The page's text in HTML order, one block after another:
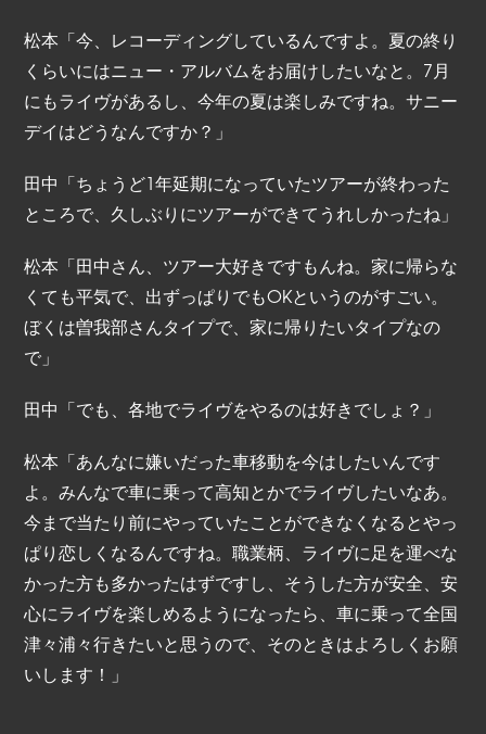
松本「今、レコーディングしているんですよ。夏の終り
くらいにはニュー・アルバムをお届けしたいなと。7月
にもライヴがあるし、今年の夏は楽しみですね。サニー
デイはどうなんですか？」
田中「ちょうど1年延期になっていたツアーが終わった
ところで、久しぶりにツアーができてうれしかったね」
松本「田中さん、ツアー大好きですもんね。家に帰らな
くても平気で、出ずっぱりでもOKというのがすごい。
ぼくは曽我部さんタイプで、家に帰りたいタイプなの
で」
田中「でも、各地でライヴをやるのは好きでしょ？」
松本「あんなに嫌いだった車移動を今はしたいんです
よ。みんなで車に乗って高知とかでライヴしたいなあ。
今まで当たり前にやっていたことができなくなるとやっ
ぱり恋しくなるんですね。職業柄、ライヴに足を運べな
かった方も多かったはずですし、そうした方が安全、安
心にライヴを楽しめるようになったら、車に乗って全国
津々浦々行きたいと思うので、そのときはよろしくお願
いします！」